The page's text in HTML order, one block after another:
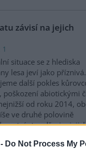
Do Not Process My
závisí na jejich
situace se z hlediska
lesa jeví jako příznivá.
další pokles
poškození abiotickými
od roku 2014,
ve druhé polovině
stav dřevin,
měsících.